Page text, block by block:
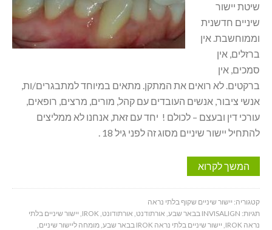
שיטת יישור
שיניים חדשנית
וממוחשבת. אין
ברזלים, אין
סמכים, אין
ברקטים. לא רואים את המתקן. מתאים במיוחד למתבגרים/ות,
אנשי ציבור, אנשים העובדים עם קהל, מורים, מרצים, רופאים,
עורכי דין ובעצם – לכולם ! יחד עם זאת, אנחנו לא ממליצים
להתחיל יישור שיניים מסוג זה לפני גיל 18 .
המשך לקרוא
קטגוריה: יישור שיניים שקוף בלתי נראה
תגיות: INVISALIGN בבאר שבע , אורתודנט, אורתודונט,
IROK
, יישור שיניים בלתי
נראה IROK
, יישור שיניים בלתי נראה IROK בבאר שבע ,מומחה ליישור שיניים,